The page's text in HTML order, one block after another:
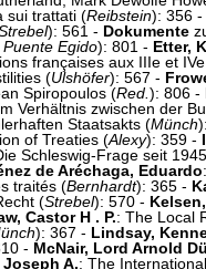
sui trattati (Reibstein): 356 -
): 561 - Dokumente
Egido): 801 - Etter,
françaises aux IIIe et
(Ulshöfer): 567 -
Spiropoulos (Red. ): 806 -
Verhältnis zwischen der
Staatsakts (Münch
of Treaties (Alexy): 359 -
Schleswig-Frage seit
de Aréchaga, Eduardo
traités (Bernhardt): 365 -
(Strebel): 570 -
Castor H . P.: The Local
): 367 - Lindsay,
- McNair, Lord Arnold
A.: The